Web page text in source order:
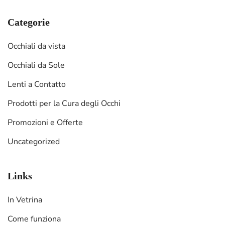
Categorie
Occhiali da vista
Occhiali da Sole
Lenti a Contatto
Prodotti per la Cura degli Occhi
Promozioni e Offerte
Uncategorized
Links
In Vetrina
Come funziona